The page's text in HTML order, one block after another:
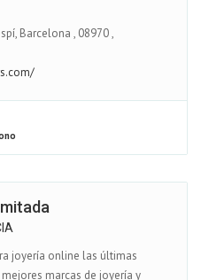
Barcelona , 08970,
joyería online las últimas
marcas de joyería y